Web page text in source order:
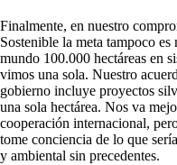
Finalmente, en nuestro
Sostenible la meta tampoco
mundo 100.000 hectáreas en
vimos una sola. Nuestro
gobierno incluye proyectos
una sola hectárea. Nos va
cooperación internacional,
tome conciencia de lo que
y ambiental sin precedentes.